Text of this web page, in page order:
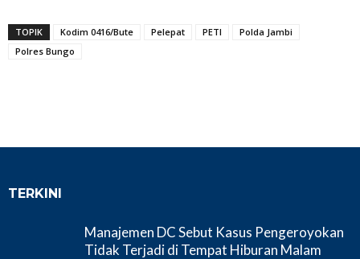
TOPIK Kodim 0416/Bute Pelepat PETI
Polda Jambi
Polres Bungo
TERKINI
Manajemen DC Sebut Kasus Pengeroyokan
Tidak Terjadi di Tempat Hiburan Malam